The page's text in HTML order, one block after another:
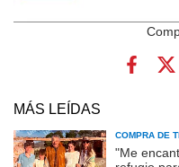
MÁS LEÍDAS
COMPRA DE
"Me